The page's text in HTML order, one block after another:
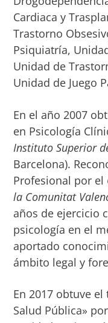
Cardiaca y
Trastorno
Psiquiatría,
Unidad de
Unidad de Juego
En el año 2007
en Psicología
Instituto Superior
Barcelona).
Profesional por el
la Comunitat
años de ejercicio
psicología en el
aportado
ámbito legal y
En 2017 obtuve
Salud Pública»